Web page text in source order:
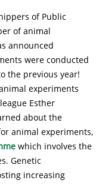
of Public
of animal
announced
were conducted
the previous year!
experiments
Esther
about the
animal experiments,
which involves the
Genetic
increasing